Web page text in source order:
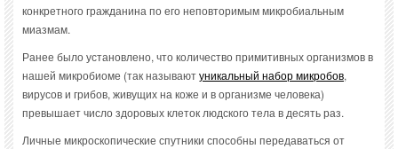
конкретного гражданина по его неповторимым микробиальным
миазмам.
Ранее было установлено, что количество примитивных организмов в
нашей микробиоме (так называютуникальный набор микробов,
вирусов и грибов, живущих на коже и в организме человека)
превышает число здоровых клеток людского тела в десять раз.
Личные микроскопические спутники способны передаваться от